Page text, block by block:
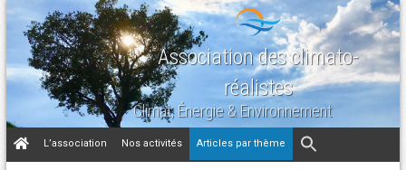
Association des climato-
réalistes
Climat, Énergie & Environnement
Aller
au
L’association Nos activités Articles par thème